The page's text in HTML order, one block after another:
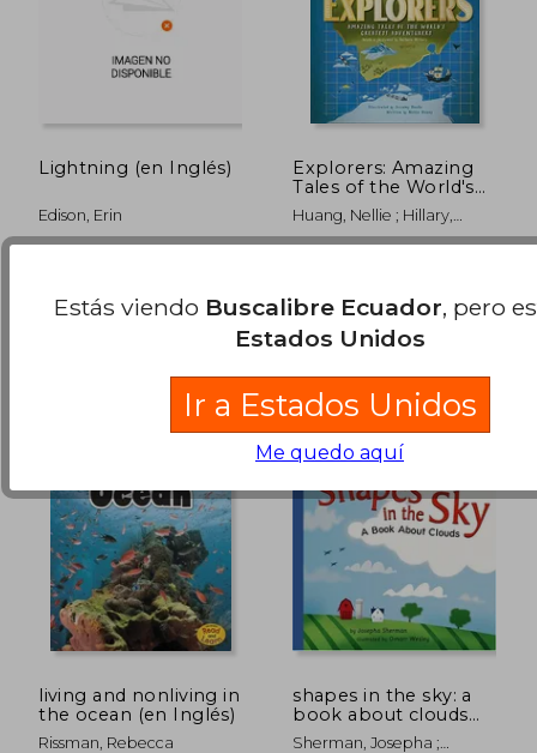
dcto. $ 23.63 dcto. $
Lightning (en Inglés)
Edison, Erin
Explorers: Amazing
Tales of the World's
Greatest Adventures
(en Inglés)
Huang, Nellie ; Hillary,
Barbara ; Hawke, Jessamy
Dura, Nuevo
living and nonliving in
the ocean (en Inglés)
Rissman, Rebecca
shapes in the sky: a
book about clouds
(en Inglés)
Sherman, Josepha ;
Estás viendo Buscalibre Ecuador, pero
Estados Unidos
Ir a Estados Unidos
Me quedo aquí